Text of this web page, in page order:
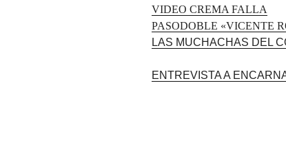
VIDEO CREMA FALLA
PASODOBLE «VICENTE
LAS MUCHACHAS DEL
ENTREVISTA A